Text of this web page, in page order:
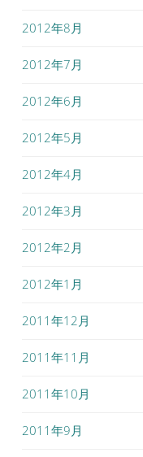
2012年8月
2012年7月
2012年6月
2012年5月
2012年4月
2012年3月
2012年2月
2012年1月
2011年12月
2011年11月
2011年10月
2011年9月